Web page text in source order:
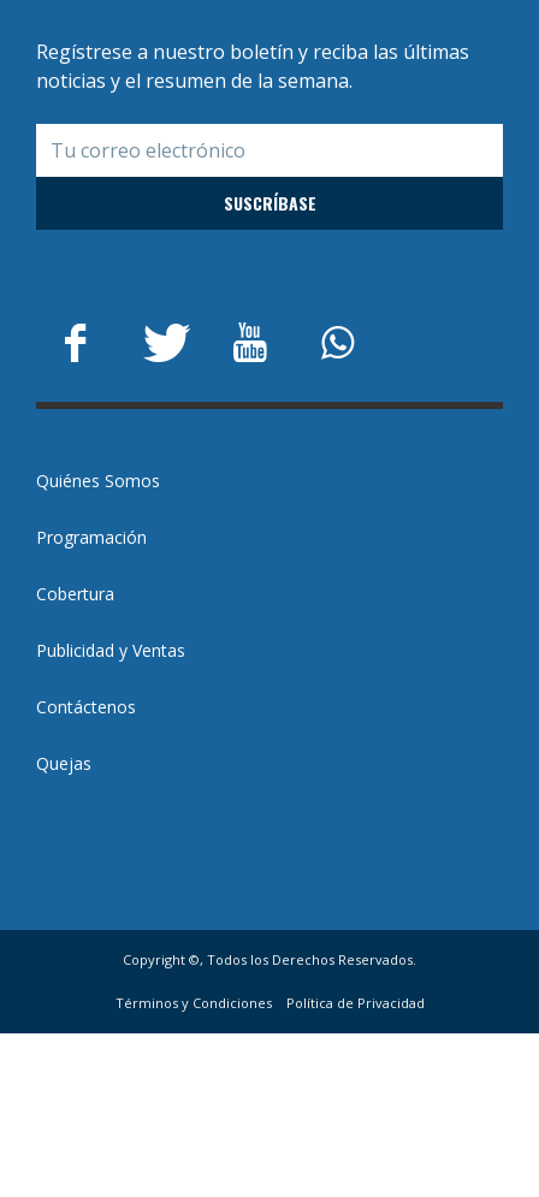
Regístrese a nuestro boletín y reciba las últimas
noticias y el resumen de la semana.
Quiénes Somos
Programación
Cobertura
Publicidad y Ventas
Contáctenos
Quejas
Copyright ©, Todos los Derechos Reservados.
Términos y Condiciones Política de Privacidad